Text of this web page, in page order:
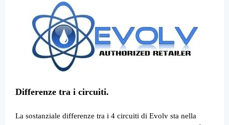
Differenze tra i circuiti.
La sostanziale differenze tra i 4 circuiti di Evolv sta nella